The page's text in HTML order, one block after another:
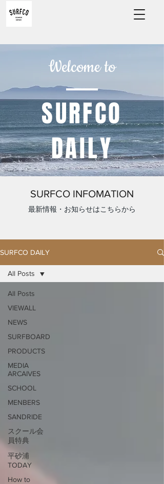
Welcome to
​SURFCO
DAILY
SURFCO INFOMATION
​最新情報・お知らせはこちらから
SURFCO DAILY
All Posts
VIEWALL
NEWS
SURFBOARD
PRODUCTS
MEDIA
ARCAIVES
SCHOOL
MENBERS
SANDRIDE
スクール会
員特典
平砂浦
TODAY
How to
All Posts